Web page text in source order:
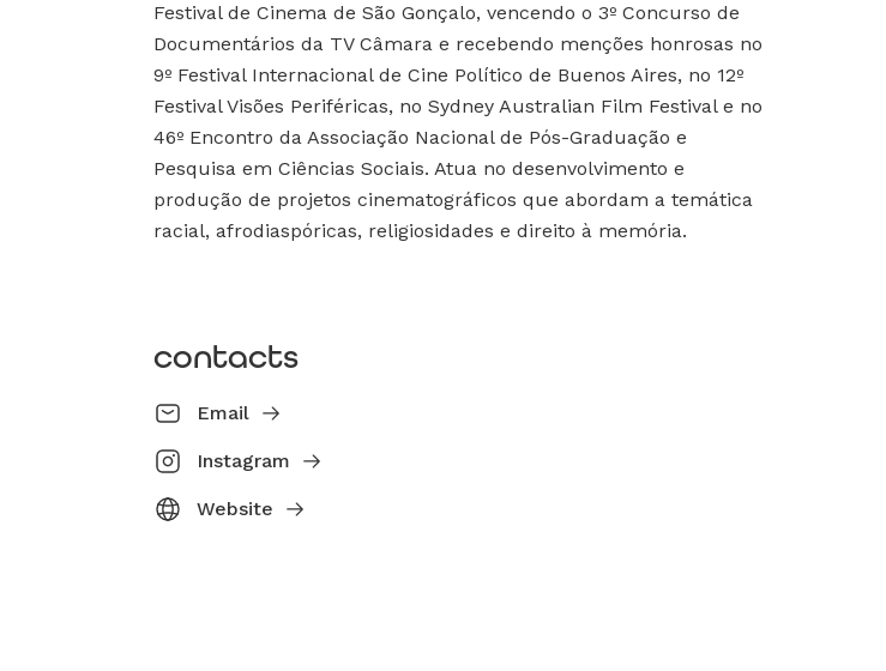
Festival de Cinema de São Gonçalo, vencendo o 3º Concurso de
Documentários da TV Câmara e recebendo menções honrosas no
9º Festival Internacional de Cine Político de Buenos Aires, no 12º
Festival Visões Periféricas, no Sydney Australian Film Festival e no
46º Encontro da Associação Nacional de Pós-Graduação e
Pesquisa em Ciências Sociais. Atua no desenvolvimento e
produção de projetos cinematográficos que abordam a temática
racial, afrodiaspóricas, religiosidades e direito à memória.
contacts
Email
Instagram
Website